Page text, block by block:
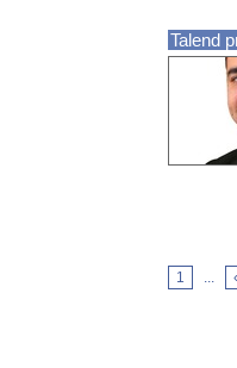
Talend
1 ...